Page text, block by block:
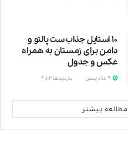
۱۰ استایل جذاب ست پالتو و
دامن برای زمستان به همراه
عکس و جدول
بازدیدها4,102
مطالعه بیشتر